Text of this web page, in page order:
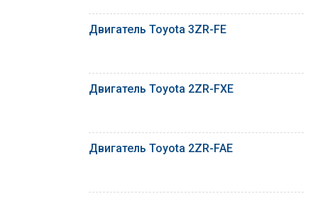
Двигатель Toyota 3ZR-FE
Двигатель Toyota 2ZR-FXE
Двигатель Toyota 2ZR-FAE